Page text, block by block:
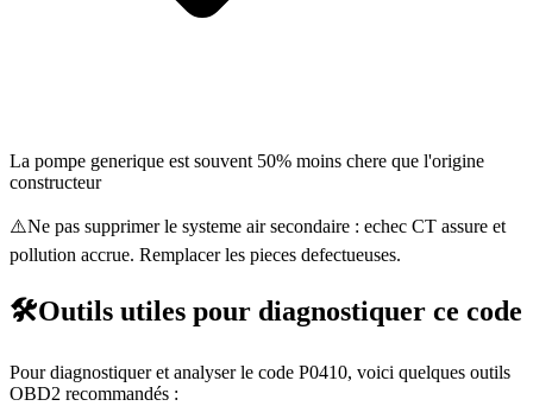
La pompe generique est souvent 50% moins chere que l'origine
constructeur
⚠️Ne pas supprimer le systeme air secondaire : echec CT assure et
pollution accrue. Remplacer les pieces defectueuses.
🛠️Outils utiles pour diagnostiquer ce code
Pour diagnostiquer et analyser le code P0410, voici quelques outils
OBD2 recommandés :